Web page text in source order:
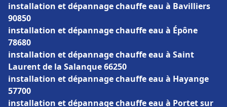
installation et dépannage chauffe eau à Bavilliers
90850
installation et dépannage chauffe eau à Épône
78680
installation et dépannage chauffe eau à Saint
Laurent de la Salanque 66250
installation et dépannage chauffe eau à Hayange
57700
installation et dépannage chauffe eau à Portet sur